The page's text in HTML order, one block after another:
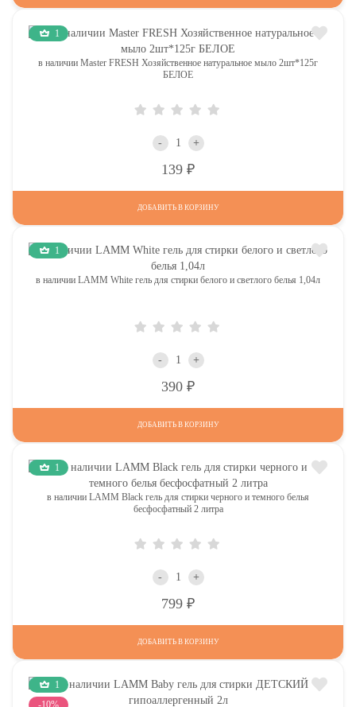
1
в наличии Master FRESH Хозяйственное натуральное мыло 2шт*125г
БЕЛОЕ
- +
139
ДОБАВИТЬ В КОРЗИНУ
1
в наличии LAMM White гель для стирки белого и светлого белья 1,04л
- +
390
ДОБАВИТЬ В КОРЗИНУ
1
в наличии LAMM Black гель для стирки черного и темного белья
бесфосфатный 2 литра
- +
799
ДОБАВИТЬ В КОРЗИНУ
1
-10%